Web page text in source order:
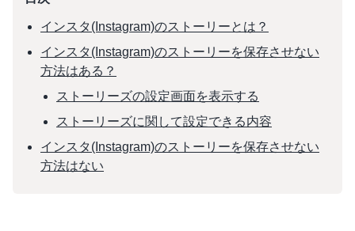
インスタ(Instagram)のストーリーとは？
インスタ(Instagram)のストーリーを保存させない
方法はある？
ストーリーズの設定画面を表示する
ストーリーズに関して設定できる内容
インスタ(Instagram)のストーリーを保存させない
方法はない